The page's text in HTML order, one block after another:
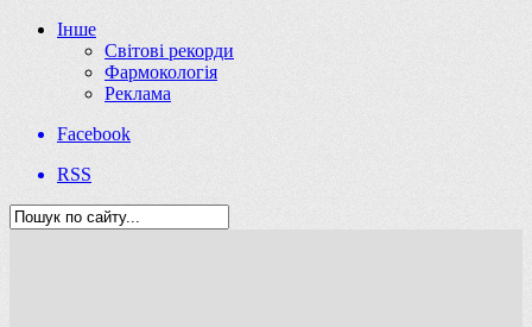
Інше
Світові рекорди
Фармокологія
Реклама
Facebook
RSS